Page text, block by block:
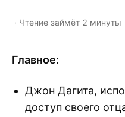
Чтение займёт 2 минуты
Главное:
Джон Дагита,
доступ своего